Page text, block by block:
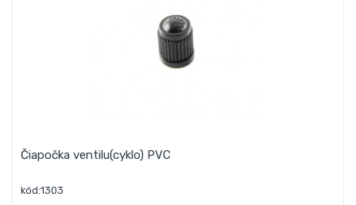
Čiapočka ventilu(cyklo) PVC
kód:1303